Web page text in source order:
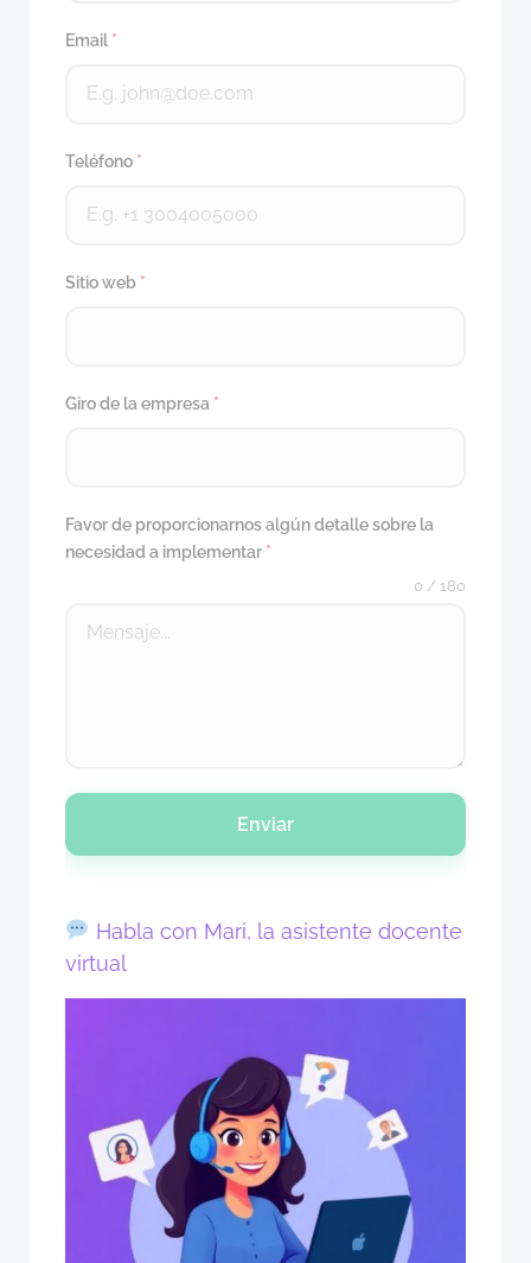
Email *
Teléfono *
Sitio web *
Giro de la empresa *
Favor de proporcionarnos algún detalle sobre la
necesidad a implementar *
0 / 180
Enviar
Habla con Mari, la asistente docente
virtual